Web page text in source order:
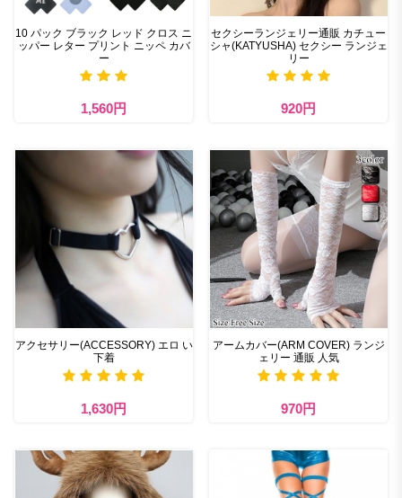
10 パック ブラック レッド クロス ニ
ッパー レター プリント ニッペ カバ
ー
1,560円
セクシーランジェリー通販 カチュー
シャ(KATYUSHA) セクシー ランジェ
リー
920円
アクセサリー(ACCESSORY) エロ い
下着
1,630円
アームカバー(ARM COVER) ランジ
ェリー 通販 人気
970円